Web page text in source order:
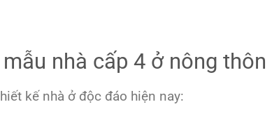
nhà cấp 4 ở nông thôn
kế nhà ở độc đáo hiện nay: